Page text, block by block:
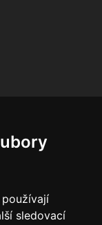
sledovací